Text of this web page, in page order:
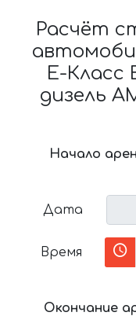
Расчёт
Е-Класс
дизель
Начало
Дата
Время
Окончание